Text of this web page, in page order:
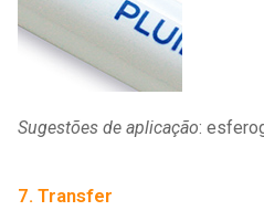
Sugestões de aplicação:
7. Transfer